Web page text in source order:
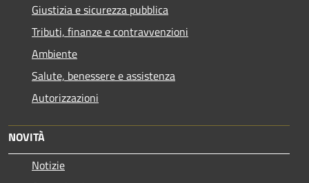
Giustizia e sicurezza pubblica
Tributi, finanze e contravvenzioni
Ambiente
Salute, benessere e assistenza
Autorizzazioni
NOVITÀ
Notizie